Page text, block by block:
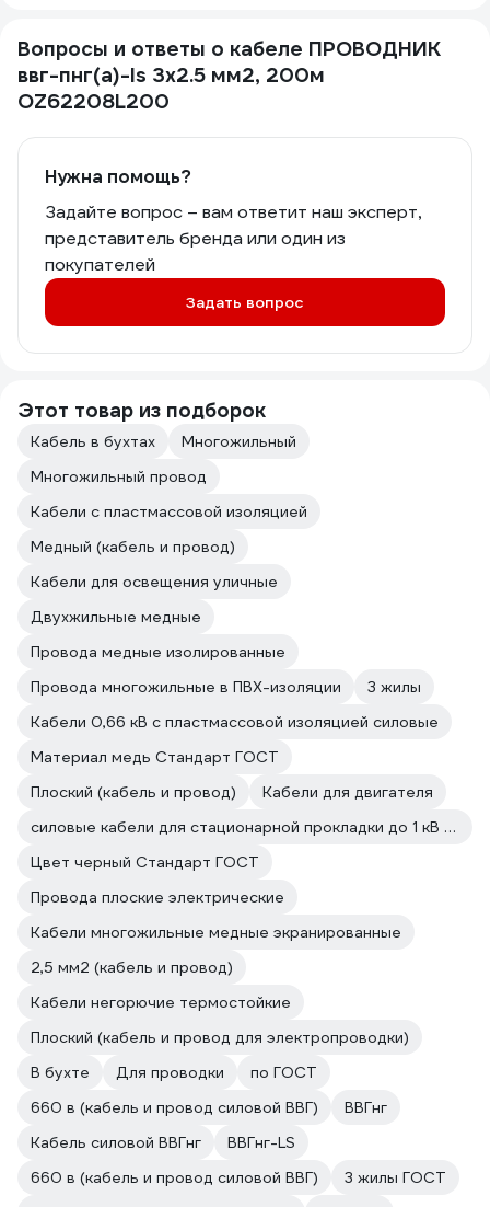
Вопросы и ответы о кабеле ПРОВОДНИК
ввг-пнг(a)-ls 3x2.5 мм2, 200м
OZ62208L200
Нужна помощь?
Задайте вопрос – вам ответит наш эксперт,
представитель бренда или один из
покупателей
Задать вопрос
Этот товар из подборок
Кабель в бухтах
Многожильный
Многожильный провод
Кабели с пластмассовой изоляцией
Медный (кабель и провод)
Кабели для освещения уличные
Двухжильные медные
Провода медные изолированные
Провода многожильные в ПВХ-изоляции
3 жилы
Кабели 0,66 кВ с пластмассовой изоляцией силовые
Материал медь Стандарт ГОСТ
Плоский (кабель и провод)
Кабели для двигателя
силовые кабели для стационарной прокладки до 1 кВ с медной жилой
Цвет черный Стандарт ГОСТ
Провода плоские электрические
Кабели многожильные медные экранированные
2,5 мм2 (кабель и провод)
Кабели негорючие термостойкие
Плоский (кабель и провод для электропроводки)
В бухте
Для проводки
по ГОСТ
660 в (кабель и провод силовой ВВГ)
ВВГнг
Кабель силовой ВВГнг
ВВГнг-LS
660 в (кабель и провод силовой ВВГ)
3 жилы ГОСТ